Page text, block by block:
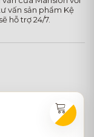
vấn sản phẩm Kệ
hỗ trợ 24/7.